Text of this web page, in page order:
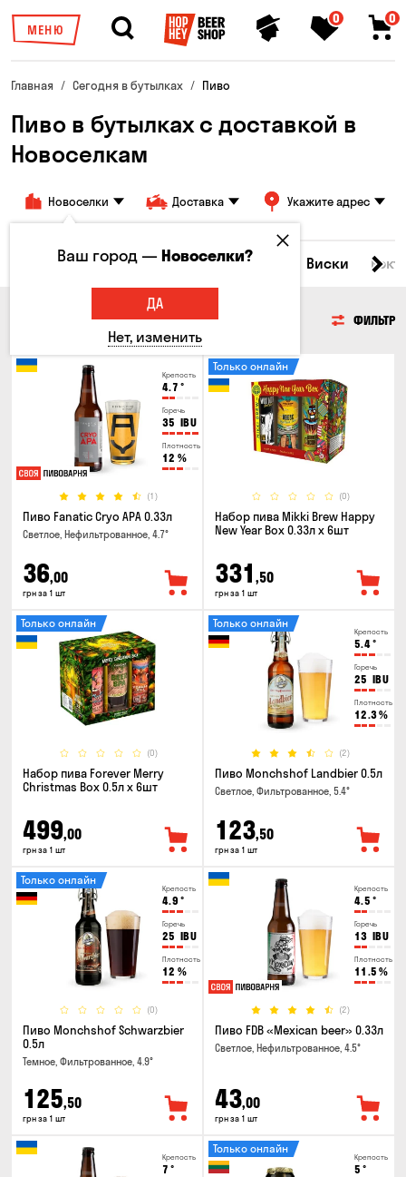
МЕНЮ
0 0
Главная Сегодня в бутылках Пиво
Пиво в бутылках с доставкой в
Новоселкам
Новоселки Доставка Укажите адрес
Все товары Пиво Сидр Виски
ФИЛЬТР
Крепость
4.7 °
Горечь
35 IBU
Плотность
12 %
(1)
Пиво Fanatic Cryo APA 0.33л
Светлое, Нефильтрованное, 4.7°
36,00
грн за 1 шт
(0)
Только онлайн
Набор пива Mikki Brew Happy
New Year Box 0.33л x 6шт
331 ,50
грн за 1 шт
(0)
Только онлайн
Набор пива Forever Merry
Christmas Box 0.5л x 6шт
499,00
грн за 1 шт
Крепость
5.4°
Горечь
25 IBU
Плотность
12.3%
(2)
Только онлайн
Пиво Monchshof Landbier 0.5л
Светлое, Фильтрованное, 5.4°
123,50
грн за 1 шт
Крепость
4.9 °
Горечь
25 IBU
Плотность
12 %
(0)
Только онлайн
Пиво Monchshof Schwarzbier
0.5л
Темное, Фильтрованное, 4.9°
125,50
грн за 1 шт
Крепость
4.5 °
Горечь
13 IBU
Плотность
11.5 %
(2)
Пиво FDB «Mexican beer» 0.33л
Светлое, Нефильтрованное, 4.5°
43,00
грн за 1 шт
Крепость
7 °
Крепость
5 °
Только онлайн
Ваш город —Новоселки?
ДА
Нет, изменить